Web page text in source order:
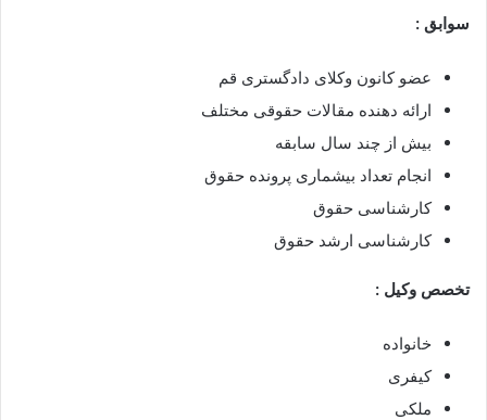
سوابق :
عضو کانون وکلای دادگستری قم
ارائه دهنده مقالات حقوقی مختلف
بیش از چند سال سابقه
انجام تعداد بیشماری پرونده حقوق
کارشناسی حقوق
کارشناسی ارشد حقوق
تخصص وکیل :
خانواده
کیفری
ملکی